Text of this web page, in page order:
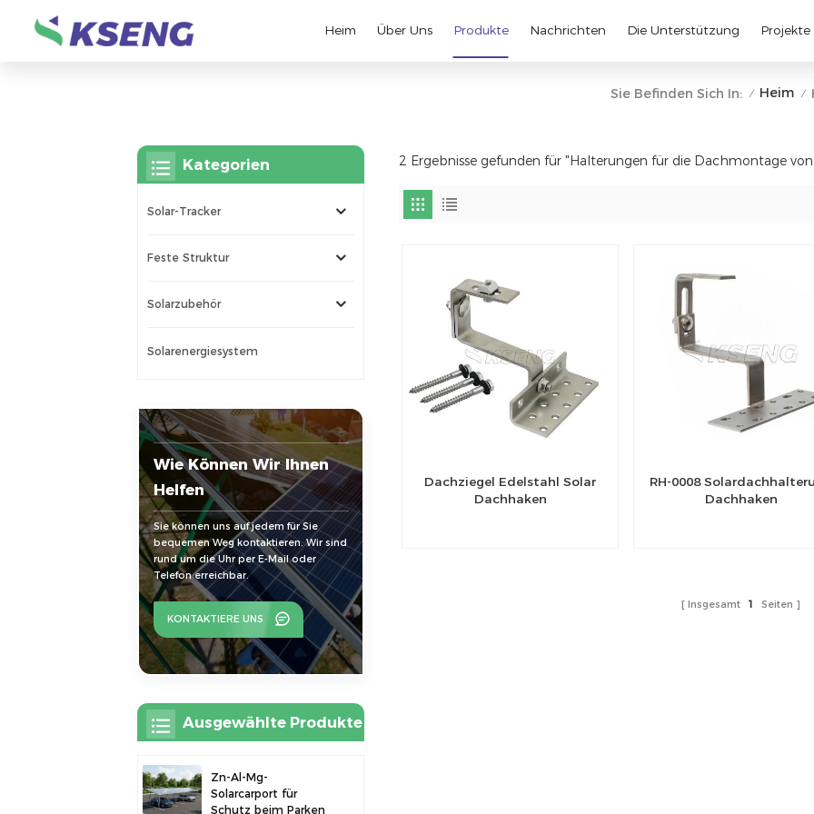
Heim Über Uns Produkte Nachrichten Die Unterstützung Projekte
Sie Befinden Sich In: / Heim /
2 Ergebnisse gefunden für "Halterungen für die Dachmontage
Dachziegel Edelstahl Solar
Dachhaken
RH-0008
Dachhaken
Insgesamt 1 Seiten
Kategorien
Solar-Tracker
Feste Struktur
Solarzubehör
Solarenergiesystem
Wie Können Wir Ihnen
Helfen
Sie können uns auf jedem für Sie
bequemen Weg kontaktieren. Wir sind
rund um die Uhr per E-Mail oder
Telefon erreichbar.
KONTAKTIERE UNS
Ausgewählte Produkte
Zn-Al-Mg-
Solarcarport für
Schutz beim Parken